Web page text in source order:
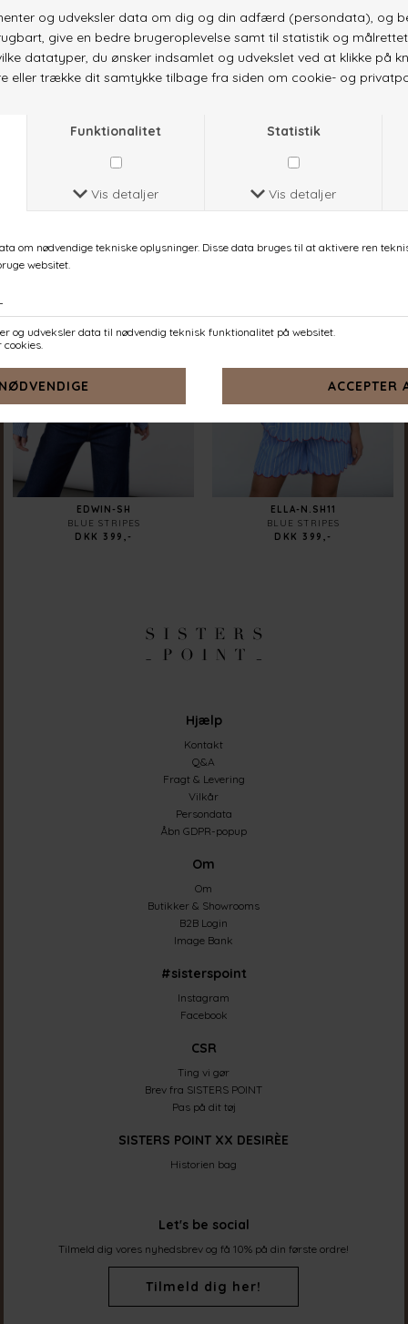
ROSE
DKK 399,-
NAVY STRIPES EMB.
DKK 449,-
EDWIN-SH
BLUE STRIPES
DKK 399,-
ELLA-N.SH11
BLUE STRIPES
DKK 399,-
Hjælp
Kontakt
Q&A
Fragt & Levering
Vilkår
Persondata
Åbn GDPR-popup
Om
Om
Butikker & Showrooms
B2B Login
Image Bank
#sisterspoint
Instagram
Facebook
CSR
Ting vi gør
Brev fra SISTERS POINT
Pas på dit tøj
SISTERS POINT XX DESIRÈE
Historien bag
Let's be social
Tilmeld dig vores nyhedsbrev og få 10% på din første ordre!
Tilmeld dig her!